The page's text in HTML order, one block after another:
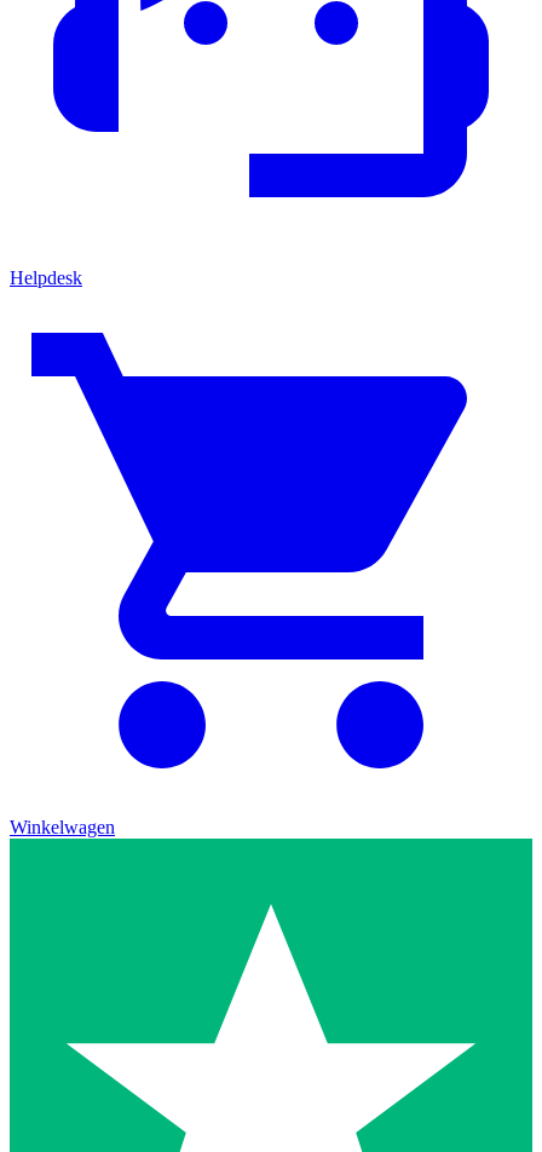
Helpdesk
Winkelwagen